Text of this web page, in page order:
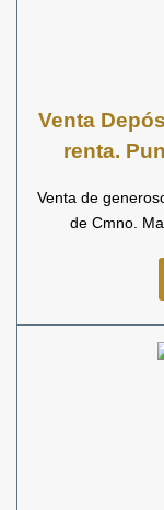
Venta
renta.
Venta de
de Cmno.